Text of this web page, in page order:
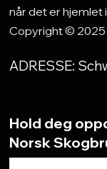
når det er hjemlet
Copyright © 2025
ADRESSE:
Hold deg
Norsk